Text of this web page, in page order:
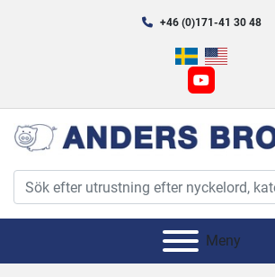
+46 (0)171-41 30 48
youtube
Meny